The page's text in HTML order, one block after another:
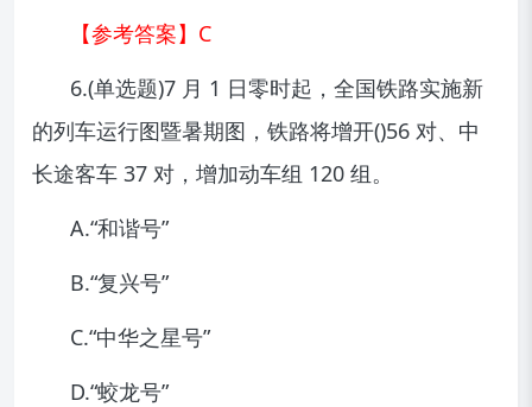
【参考答案】C
6.(单选题)7 月 1 日零时起，全国铁路实施新
的列车运行图暨暑期图，铁路将增开()56 对、中
长途客车 37 对，增加动车组 120 组。
A.“和谐号”
B.“复兴号”
C.“中华之星号”
D.“蛟龙号”